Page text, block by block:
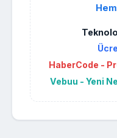
HaberCode -
Vebuu - Yeni